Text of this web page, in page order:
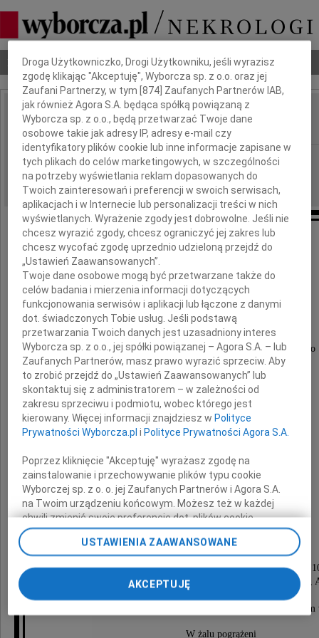
Nekrologi Odeszli Poradnik pogrzebowy
IMIĘ I NAZWISKO: Stefan Kramer
REGION: Poznań
DATA EMISJI: 07.08.2025
dla nas całym światem".
Z wielkim bólem i smutkiem zawiadamiamy,
że w dniu 3 sierpnia 2025 roku
odszedł od nas na zawsze ukochany Mąż i Tato
Stefan Kramer
lat 91,
artysta plastyk, architekt wnętrz
Pożegnanie nastąpi w sobotę 9 sierpnia, o godzinie
mszą pogrzebową w kościele pw. św. Jadwigi Śl. i św.
Po mszy świętej odprowadzenie Zmarłego
na miejsce wiecznego spoczynku na cmentarzu
W żalu pogrążeni
Dbamy o Twoją prywatność
Droga Użytkowniczko, Drogi Użytkowniku, jeśli wyrazisz
zgodę klikając "Akceptuję", Wyborcza sp. z o.o. oraz jej
Zaufani Partnerzy, w tym [874 ] Zaufanych Partnerów IAB,
jak również Agora S.A. będąca spółką powiązaną z
Wyborcza sp. z o.o., będą przetwarzać Twoje dane
osobowe takie jak adresy IP, adresy e-mail czy
identyfikatory plików cookie lub inne informacje zapisane w
tych plikach do celów marketingowych, w szczególności
na potrzeby wyświetlania reklam dopasowanych do
Twoich zainteresowań i preferencji w swoich serwisach,
aplikacjach i w Internecie lub personalizacji treści w nich
wyświetlanych. Wyrażenie zgody jest dobrowolne. Jeśli nie
chcesz wyrazić zgody, chcesz ograniczyć jej zakres lub
chcesz wycofać zgodę uprzednio udzieloną przejdź do
„Ustawień Zaawansowanych”.
Twoje dane osobowe mogą być przetwarzane także do
celów badania i mierzenia informacji dotyczących
funkcjonowania serwisów i aplikacji lub łączone z danymi
dot. świadczonych Tobie usług. Jeśli podstawą
przetwarzania Twoich danych jest uzasadniony interes
Wyborcza sp. z o.o., jej spółki powiązanej – Agora S.A. – lub
Zaufanych Partnerów, masz prawo wyrazić sprzeciw. Aby
to zrobić przejdź do „Ustawień Zaawansowanych” lub
skontaktuj się z administratorem – w zależności od
zakresu sprzeciwu i podmiotu, wobec którego jest
kierowany. Więcej informacji znajdziesz w Polityce
Prywatności Wyborcza.pl i Polityce Prywatności Agora S.A.
Poprzez kliknięcie "Akceptuję" wyrażasz zgodę na
zainstalowanie i przechowywanie plików typu cookie
Wyborczej sp. z o. o. jej Zaufanych Partnerów i Agora S.A.
na Twoim urządzeniu końcowym. Możesz też w każdej
chwili zmienić swoje preferencje dot. plików cookie,
ponownie wywołując narzędzie do zarządzania Twoimi
preferencjami dot. przetwarzania danych poprzez
odnośnik „Ustawienia prywatności” w stopce serwisu i
przechodząc do sekcji „Ustawienia zaawansowane”.
Zmiana ustawień plików cookie możliwa jest także za
pomocą ustawień przeglądarki.
My, nasi Zaufani Partnerzy i Agora S.A. możemy
USTAWIENIA ZAAWANSOWANE
AKCEPTUJĘ